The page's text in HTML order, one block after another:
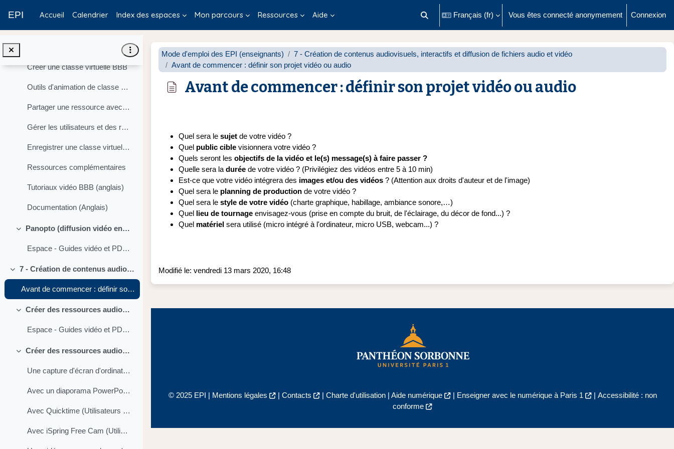
EPI Accueil Calendrier Index des espaces Mon parcours Ressources Aide Activer/désactiver la saisie de recherche
Français ‎(fr)‎ Vous êtes connecté anonymement Connexion
Replier
Créer une classe virtuelle BBB
Outils d'animation de classe virtuelle BBB
Partager une ressource avec BBB (micro, webcam, écran, document PDF)
Gérer les utilisateurs et des réunions privées
Enregistrer une classe virtuelle BBB
Ressources complémentaires
Tutoriaux vidéo BBB (anglais)
Documentation (Anglais)
Replier
Panopto (diffusion vidéo en direct)
Espace - Guides vidéo et PDF Panopto (enregistrer et diffuser un cours en direct)
Replier
7 - Création de contenus audiovisuels, interactifs et diffusion de fichiers audio et vidéo
Avant de commencer : définir son projet vidéo ou audio
Replier
Créer des ressources audio et vidéo avec Panopto
Espace - Guides vidéo et PDF Panopto
Replier
Créer des ressources audio et vidéo avec d'autres outils
Une capture d'écran d'ordinateur, un diaporama com...
Avec un diaporama PowerPoint (Narration et minutage de diapositives, enregistrement d'écran)
Avec Quicktime (Utilisateurs Mac)
Avec iSpring Free Cam (Utilisateurs Windows)
Mode d'emploi des EPI (enseignants)
7 - Création de contenus audiovisuels, interactifs et diffusion de fichiers audio et vidéo
Avant de commencer : définir son projet vidéo ou audio
Avant de commencer : définir son projet vidéo ou audio
Quel sera le sujet de votre vidéo ?
Quel public cible visionnera votre vidéo ?
Quels seront les objectifs de la vidéo et le(s) message(s) à faire passer ?
Quelle sera la durée de votre vidéo ? (Privilégiez des vidéos entre 5 à 10 min)
Est-ce que votre vidéo intégrera des images et/ou des vidéos ? (Attention aux droits d'auteur et de l'image)
Quel sera le planning de production de votre vidéo ?
Quel sera le style de votre vidéo (charte graphique, habillage, ambiance sonore,…)
Quel lieu de tournage envisagez-vous (prise en compte du bruit, de l'éclairage, du décor de fond...) ?
Quel matériel sera utilisé (micro intégré à l'ordinateur, micro USB, webcam...) ?
Modifié le: vendredi 13 mars 2020, 16:48
© 2025 EPI | Mentions légales | Contacts | Charte d'utilisation| Aide numérique | Enseigner avec le numérique à Paris 1 | Accessibilité : non
conforme